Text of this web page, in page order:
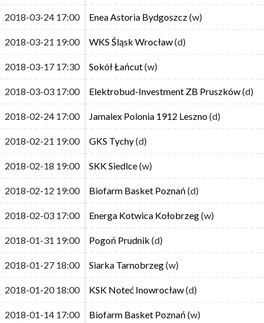
2018-03-24 17:00 Enea Astoria Bydgoszcz(w)
2018-03-21 19:00 WKS Śląsk Wrocław(d)
2018-03-17 17:30 Sokół Łańcut(w)
2018-03-03 17:00 Elektrobud-Investment ZB Pruszków(d)
2018-02-24 17:00 Jamalex Polonia 1912 Leszno(d)
2018-02-21 19:00 GKS Tychy(d)
2018-02-18 19:00 SKK Siedlce(w)
2018-02-12 19:00 Biofarm Basket Poznań (d)
2018-02-03 17:00 Energa Kotwica Kołobrzeg(w)
2018-01-31 19:00 Pogoń Prudnik (d)
2018-01-27 18:00 Siarka Tarnobrzeg(w)
2018-01-20 18:00 KSK Noteć Inowrocław(d)
2018-01-14 17:00 Biofarm Basket Poznań (w)
2018-03-24 17:00 Enea Astoria Bydgoszcz(w)
2018-03-21 19:00 WKS Śląsk Wrocław(d)
2018-03-17 17:30 Sokół Łańcut(w)
2018-03-03 17:00 Elektrobud-Investment ZB Pruszków(d)
2018-02-24 17:00 Jamalex Polonia 1912 Leszno(d)
2018-02-21 19:00 GKS Tychy(d)
2018-02-18 19:00 SKK Siedlce(w)
2018-02-12 19:00 Biofarm Basket Poznań (d)
2018-02-03 17:00 Energa Kotwica Kołobrzeg(w)
2018-01-31 19:00 Pogoń Prudnik (d)
2018-01-27 18:00 Siarka Tarnobrzeg(w)
2018-01-20 18:00 KSK Noteć Inowrocław(d)
2018-01-14 17:00 Biofarm Basket Poznań (w)